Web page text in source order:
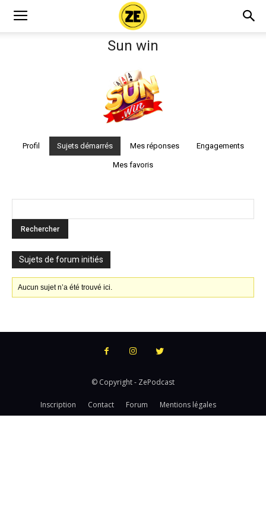
Sun win
Profil Sujets démarrés Mes réponses Engagements
Mes favoris
Sujets de forum initiés
Aucun sujet n’a été trouvé ici.
© Copyright - ZePodcast
Inscription Contact Forum Mentions légales